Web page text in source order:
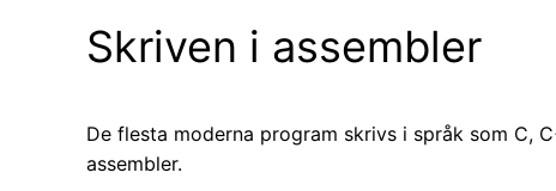
Skriven i assembler
De flesta moderna program skrivs i språk som C,
assembler.